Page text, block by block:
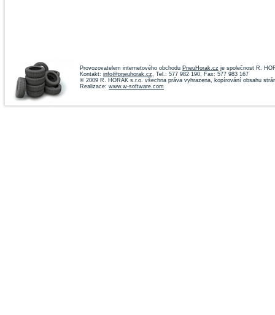
Provozovatelem internetového obchodu PneuHorak.cz je společnost R.
Kontakt: info@pneuhorak.cz, Tel.: 577 982 190, Fax: 577 983 167
© 2009 R. HORÁK s.r.o. všechna práva vyhrazena, kopírování obsahu
Realizace: www.w-software.com